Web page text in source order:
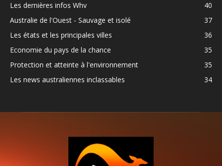
Les dernières infos Whv
40
Australie de l'Ouest - Sauvage et isolé
37
Les états et les principales villes
36
Economie du pays de la chance
35
Protection et atteinte à l'environnement
35
Les news australiennes inclassables
34